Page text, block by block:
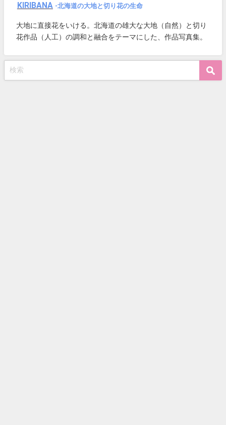
KIRIBANA -北海道の大地と切り花の生命
大地に直接花をいける。北海道の雄大な大地（自然）と切り
花作品（人工）の調和と融合をテーマにした、作品写真集。